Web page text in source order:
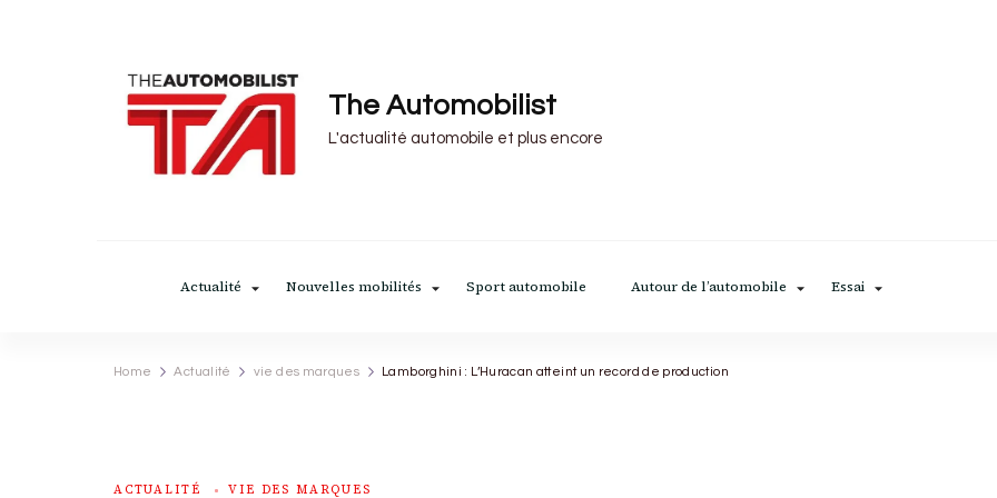
The Automobilist
L'actualité automobile et plus encore
Actualité Nouvelles mobilités Sport automobile Autour de l’automobile Essai
Home Actualité vie des marques Lamborghini : L’Huracan atteint un record de production
ACTUALITÉ VIE DES MARQUES